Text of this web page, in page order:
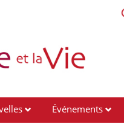
Événements